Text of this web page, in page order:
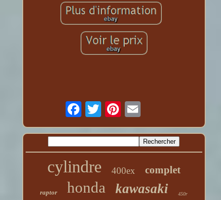
cylindre 400ex complet
raptor honda kawasaki 450r